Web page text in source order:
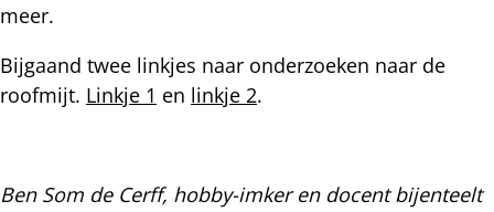
meer.
Bijgaand twee linkjes naar onderzoeken naar de
roofmijt. Linkje 1 en linkje 2.
Ben Som de Cerff, hobby-imker en docent bijenteelt